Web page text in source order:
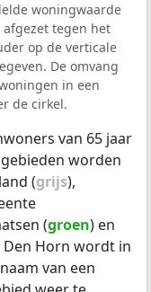
woningwaarde
afgezet tegen het
op de verticale
De omvang
in een
de cirkel.
van 65 jaar
worden
(grijs),
(groen) en
Horn wordt in
van een